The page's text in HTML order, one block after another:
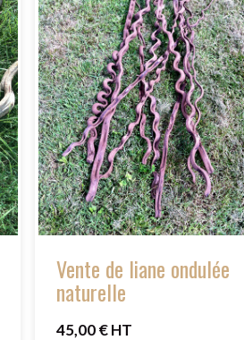
Vente de liane ondulée
naturelle
45,00 € HT